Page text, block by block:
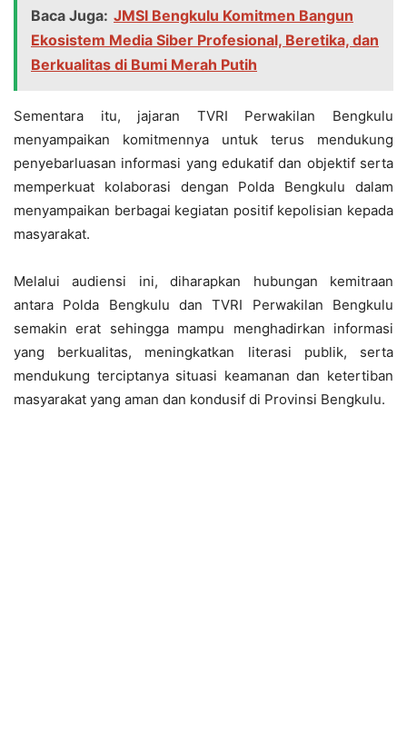
Baca Juga: JMSI Bengkulu Komitmen Bangun
Ekosistem Media Siber Profesional, Beretika, dan
Berkualitas di Bumi Merah Putih
Sementara itu, jajaran TVRI Perwakilan Bengkulu
menyampaikan komitmennya untuk terus mendukung
penyebarluasan informasi yang edukatif dan objektif serta
memperkuat kolaborasi dengan Polda Bengkulu dalam
menyampaikan berbagai kegiatan positif kepolisian kepada
masyarakat.
Melalui audiensi ini, diharapkan hubungan kemitraan
antara Polda Bengkulu dan TVRI Perwakilan Bengkulu
semakin erat sehingga mampu menghadirkan informasi
yang berkualitas, meningkatkan literasi publik, serta
mendukung terciptanya situasi keamanan dan ketertiban
masyarakat yang aman dan kondusif di Provinsi Bengkulu.